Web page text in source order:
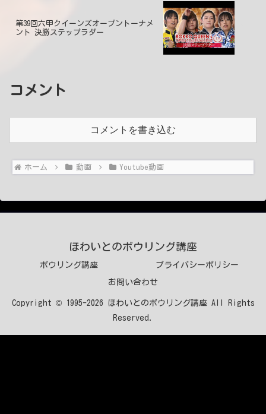
第39回六甲クイーンズオープントーナメ
ント 決勝ステップラダー
コメント
コメントを書き込む
ホーム 動画 Youtube動画
ほわいとのボウリング講座
ボウリング講座 プライバシーポリシー
お問い合わせ
Copyright © 1995-2026 ほわいとのボウリング講座 All Rights
Reserved.